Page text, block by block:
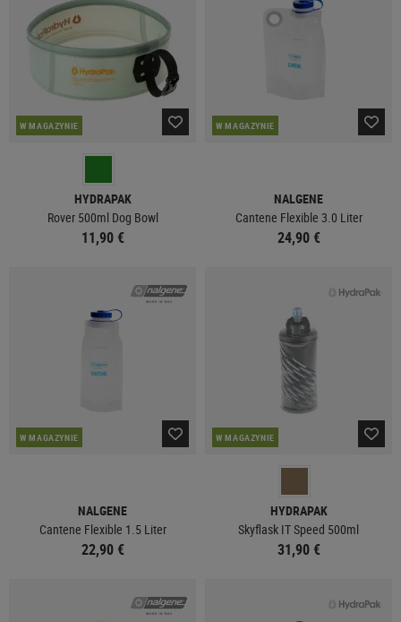
W MAGAZYNIE
HYDRAPAK
Rover 500ml Dog Bowl
11,90 €
W MAGAZYNIE
NALGENE
Cantene Flexible 3.0 Liter
24,90 €
W MAGAZYNIE
NALGENE
Cantene Flexible 1.5 Liter
22,90 €
W MAGAZYNIE
HYDRAPAK
Skyflask IT Speed 500ml
31,90 €